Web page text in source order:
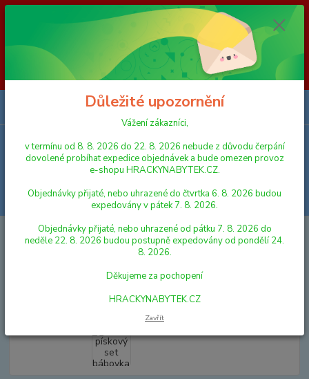
Vážení zákazníci, v termínu od 8. 8. 2026 do 23. 8. 2026 nebude z
důvodu čerpání dovolené probíhat expedice objednávek a bude omezen
provoz e-shopu HRACKYNABYTEK.CZ. Objednávky přijaté, nebo
uhrazené do čtvrtka 6. 8. 2026 budou expedovány v pátek 7. 8. 2026.
Objednávky přijaté, nebo uhrazené od pátku 7. 8. 2026 do neděle 23. 8.
2026 budou postupně expedovány od pondělí 24. 8. 2026. Děkujeme za
pochopení HRACKYNABYTEK.CZ
Menu
Hledat
HRAČKY NA VEN A SPORT PÍSKOVIŠTĚ
Tatra pískový set
bábovka 4ks
Tatra pískový set bábovka 4ks
Důležité upozornění
Vážení zákazníci,
v termínu od 8. 8. 2026 do 22. 8. 2026 nebude z důvodu čerpání
dovolené probíhat expedice objednávek a bude omezen provoz
e-shopu HRACKYNABYTEK.CZ.
Objednávky přijaté, nebo uhrazené do čtvrtka 6. 8. 2026 budou
expedovány v pátek 7. 8. 2026.
Objednávky přijaté, nebo uhrazené od pátku 7. 8. 2026 do
neděle 22. 8. 2026 budou postupně expedovány od pondělí 24.
8. 2026.
Děkujeme za pochopení
HRACKYNABYTEK.CZ
Zavřít